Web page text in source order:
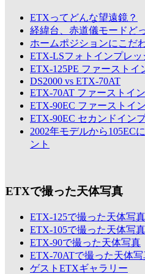
ETXってどんな望遠鏡？
経緯台、赤道儀モードど
ホームポジションにこだ
ETX-LSフォトインプレッ
ETX-125PE ファーストイ
DS2000 vs ETX-70AT
ETX-70AT ファーストイ
ETX-90EC ファーストイ
ETX-90EC セカンドイン
2002年モデルから105EC
ント
ETXで撮った天体写真
ETX-125で撮った天体写真
ETX-105で撮った天体写真
ETX-90で撮った天体写真
ETX-70ATで撮った天体写
ゲストETXギャラリー